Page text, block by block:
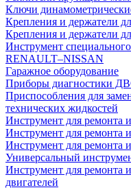
Ключи
Крепления и держатели
Крепления и держатели
Инструмент
RENAULT–NISSAN
Гаражное оборудование
Приборы диагностики
Приспособления для
технических жидкостей
Инструмент для ремонта
Инструмент для ремонта
Инструмент для ремонта
Универсальный
Инструмент для ремонта
двигателей